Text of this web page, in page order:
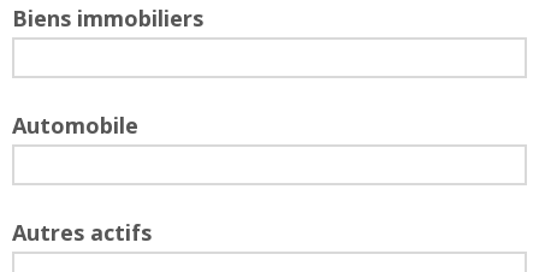
Biens immobiliers
Automobile
Autres actifs